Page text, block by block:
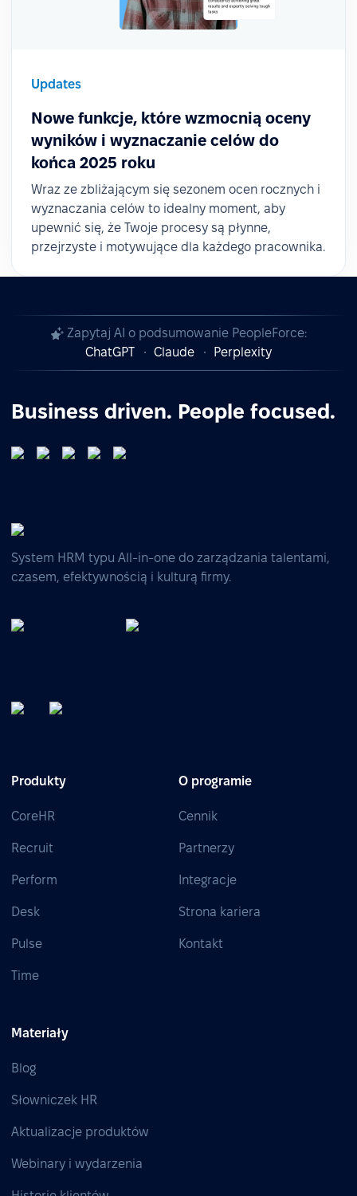
Updates
Nowe funkcje, które wzmocnią oceny
wyników i wyznaczanie celów do
końca 2025 roku
Wraz ze zbliżającym się sezonem ocen rocznych i
wyznaczania celów to idealny moment, aby
upewnić się, że Twoje procesy są płynne,
przejrzyste i motywujące dla każdego pracownika.
Zapytaj AI o podsumowanie PeopleForce:
ChatGPT
Claude Perplexity
Business driven. People focused.
System HRM typu All-in-one do zarządzania talentami,
czasem, efektywnością i kulturą firmy.
Produkty
CoreHR
Recruit
Perform
Desk
Pulse
Time
O programie
Cennik
Partnerzy
Integracje
Strona kariera
Kontakt
Materiały
Blog
Słowniczek HR
Aktualizacje produktów
Webinary i wydarzenia